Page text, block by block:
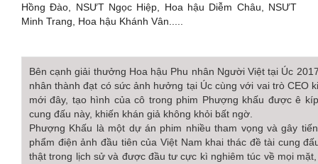
Hồng Đào, NSƯT Ngọc Hiệp, Hoa hậu Diễm Châu, NSƯT
Minh Trang, Hoa hậu Khánh Vân.....
Bên cạnh giải thưởng Hoa hậu Phu nhân Người Việt tại Úc
nhân thành đạt có sức ảnh hưởng tại Úc cùng với vai trò CEO
mới đây, tạo hình của cô trong phim Phượng khấu được ê
cung đấu này, khiến khán giả không khỏi bất ngờ.
Phượng Khấu là một dự án phim nhiều tham vọng và gây
phẩm điện ảnh đầu tiên của Việt Nam khai thác đề tài cung
thật trong lịch sử và được đầu tư cực kì nghiêm túc về mọi